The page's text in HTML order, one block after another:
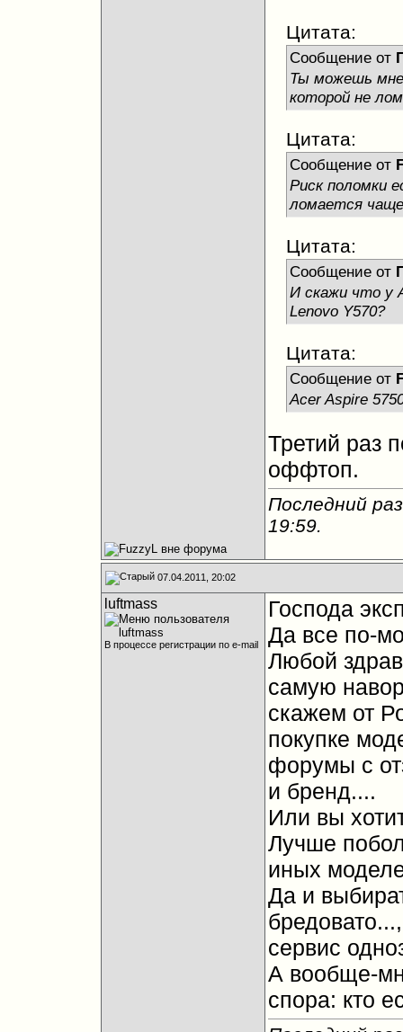
Цитата:
Сообщение от
Ты можешь мне
которой не
Цитата:
Сообщение от
Риск поломки
ломается
Цитата:
Сообщение от
И скажи что у
Lenovo Y570?
Цитата:
Сообщение от
Acer Aspire
Третий раз
оффтоп.
Последний
19:59.
07.04.2011, 20:02
luftmass
В процессе регистрации по e-mail
Господа
Да все по-
Любой
самую
скажем от
покупке
форумы с
и бренд....
Или вы
Лучше
иных
Да и
сервис
А вообще-
спора: кто